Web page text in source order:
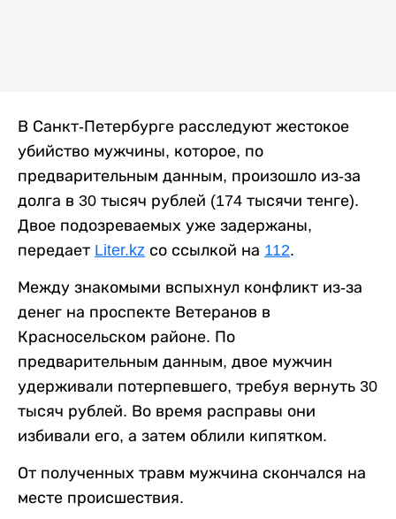
В Санкт-Петербурге расследуют жестокое
убийство мужчины, которое, по
предварительным данным, произошло из-за
долга в 30 тысяч рублей (174 тысячи тенге).
Двое подозреваемых уже задержаны,
передает Liter.kz со ссылкой на 112.
Между знакомыми вспыхнул конфликт из-за
денег на проспекте Ветеранов в
Красносельском районе. По
предварительным данным, двое мужчин
удерживали потерпевшего, требуя вернуть 30
тысяч рублей. Во время расправы они
избивали его, а затем облили кипятком.
От полученных травм мужчина скончался на
месте происшествия.